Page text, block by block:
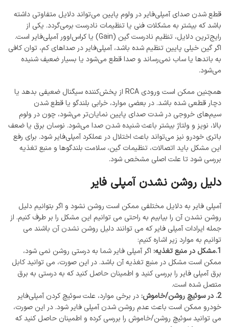
قطع شدن صدای آمپلی‌فایر در ولوم پایین می‌تواند دلایل متفاوتی داشته
باشد که بیشتر به مشکلات فنی یا تنظیمات نادرست برمی‌گردد. یکی از
رایج‌ترین دلایل، تنظیم نادرست گین (Gain) یا کراس‌اوور آمپلی‌فایر است.
اگر گین خیلی پایین تنظیم شده باشد، آمپلی‌فایر در صداهای کم، توان کافی
به باندها یا ساب نمی‌رساند و صدا قطع می‌شود یا بسیار ضعیف شنیده
می‌شود.
همچنین ممکن است ورودی RCA از پخش‌کننده سیگنال ضعیفی بدهد یا
دچار قطعی شده باشد. در بعضی موارد، خرابی بلندگو یا قطع شدن
سیم‌های خروجی در شدت صدای پایین نمایان‌تر می‌شود، چون در ولوم
بالا، نویز و ولتاژ بیشتر باعث شنیده شدن صدا می‌شود. نوسان برق یا ضعف
باتری خودرو نیز می‌تواند باعث اختلال در عملکرد آمپلی‌فایر شود. برای رفع
این مشکل باید اتصالات، تنظیمات گین، سلامت بلندگوها و منبع تغذیه
بررسی شود تا علت اصلی مشخص شود.
دلیل روشن نشدن آمپلی فایر
آمپلی فایر به دلایل مختلفی ممکن است روشن نشود و اگر بتوانیم دلیل
روشن نشدن آن را بیابیم به راحتی می توانیم این مشکل را بر طرف کنیم. از
جمله ایرادات آمپلی فایر که می توانند دلیل روشن نشدن آن باشند می
توانیم به موارد زیر اشاره کنیم:
1.مشکل در منبع تغذیه:
اگر آمپلی فایر شما به درستی روشن نمی ‌شود،
ممکن است مشکل در منبع تغذیه آن باشد. در این صورت، می‌ توانید کابل
برق آمپلی فایر را بررسی کنید و اطمینان حاصل کنید که به درستی به برق
متصل شده است.
2. در سوئیچ روشن/خاموش:
در برخی موارد، علت سوئیچ کردن آمپلی‌فایر
خودرو ممکن است باعث عدم روشن شدن آمپلی فایر شود. در این صورت،
می ‌توانید سوئیچ روشن/خاموش را بررسی کرده و اطمینان حاصل کنید که